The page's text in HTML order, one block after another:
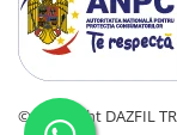
©Copyright DAZFIL